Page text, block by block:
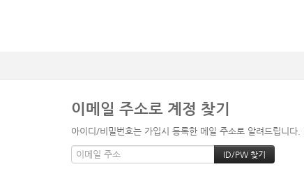
이메일 주소로 계정 찾기
아이디/비밀번호는 가입시 등록한 메일 주소로 알려드립니